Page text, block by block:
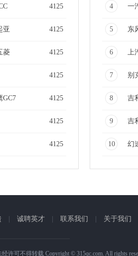
4125
4125
亚
4125
菱
4125
4125
GC7
4125
4125
4 一
5 东
6 上
7 别
8 吉
9 吉
10 幻
诚聘英才 联系我们 关于我们
许可不得转载 Copyright © 315qc.com. All rights